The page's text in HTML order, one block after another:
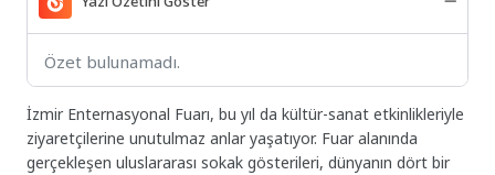
Özet bulunamadı.
İzmir Enternasyonal Fuarı, bu yıl da kültür-sanat etkinlikleriyle
ziyaretçilerine unutulmaz anlar yaşatıyor. Fuar alanında
gerçekleşen uluslararası sokak gösterileri, dünyanın dört bir